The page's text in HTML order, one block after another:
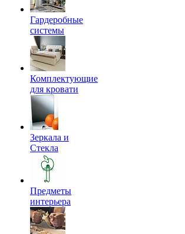
Гардеробные
системы
Комплектующие
для кровати
Зеркала и
Стекла
Предметы
интерьера